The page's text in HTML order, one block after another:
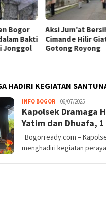
Aksi Jum’at Bersih,
Cimande Hilir Giat
Gotong Royong
HADIRI KEGIATAN
INFO BOGOR Tim
Bogor
06/07/2025
Kapolsek Dramaga
Yatim dan Dhuafa,
Bogorready.com –
menghadiri kegiatan